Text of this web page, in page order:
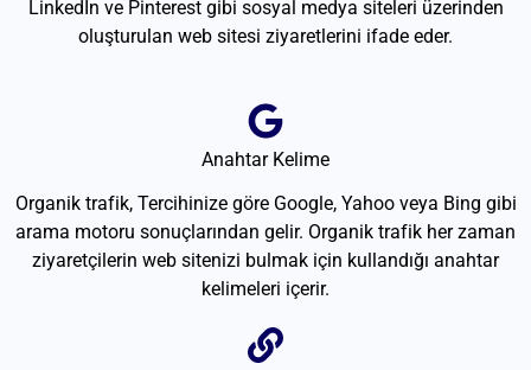
LinkedIn ve Pinterest gibi sosyal medya siteleri üzerinden
oluşturulan web sitesi ziyaretlerini ifade eder.
Anahtar Kelime
Organik trafik, Tercihinize göre Google, Yahoo veya Bing gibi
arama motoru sonuçlarından gelir. Organik trafik her zaman
ziyaretçilerin web sitenizi bulmak için kullandığı anahtar
kelimeleri içerir.